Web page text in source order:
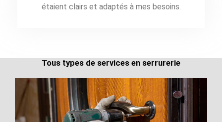
étaient clairs et adaptés à mes besoins.
Tous types de services en serrurerie